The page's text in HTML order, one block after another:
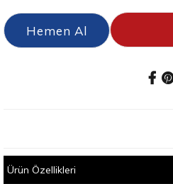
Ürün Özellikleri